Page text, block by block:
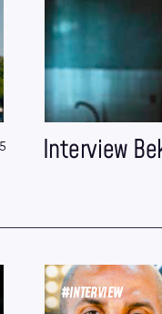
Interview
#INTERVIEW